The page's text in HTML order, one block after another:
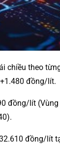
theo
đồng/lít.
lít
đồng/lít